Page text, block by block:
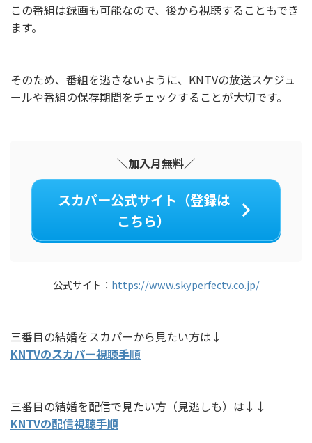
この番組は録画も可能なので、後から視聴することもでき
ます。
そのため、番組を逃さないように、KNTVの放送スケジュ
ールや番組の保存期間をチェックすることが大切です。
＼加入月無料／
スカパー公式サイト（登録は
こちら）
公式サイト： https://www.skyperfectv.co.jp/
三番目の結婚をスカパーから見たい方は↓
KNTVのスカパー視聴手順
三番目の結婚を配信で見たい方（見逃しも）は↓↓
KNTVの配信視聴手順